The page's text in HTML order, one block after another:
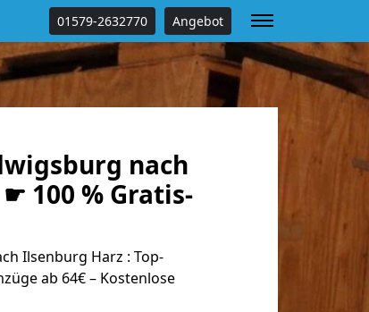
01579-2632770 Angebot
nach
100 % Gratis-
Ilsenburg Harz : Top-
ab 64€ – Kostenlose